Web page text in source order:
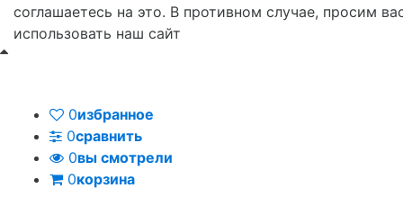
соглашаетесь на это. В противном случае, просим
использовать наш сайт
0избранное
0сравнить
0вы смотрели
0корзина